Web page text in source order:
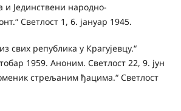
Јединствени народно-
Светлост 1, 6. јануар 1945.
свих република у Крагујевцу.“
1959. Аноним. Светлост 22, 9. јун
стрељаним ђацима.“ Светлост